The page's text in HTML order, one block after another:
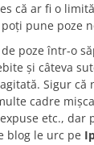
că ar fi o
pune poze
de poze într-o
şi câteva
Sigur că
cadre
etc., dar
blog le urc pe